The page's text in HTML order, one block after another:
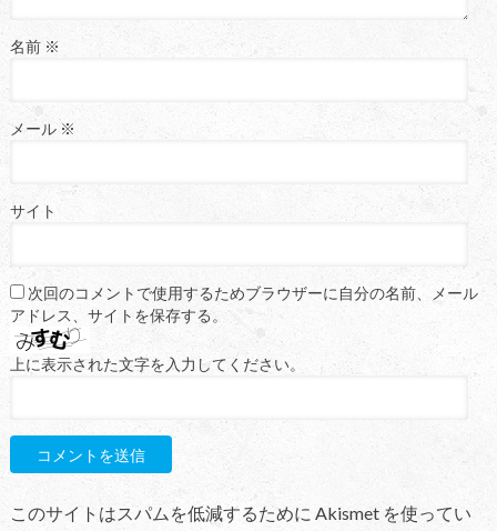
名前 ※
メール ※
サイト
次回のコメントで使用するためブラウザーに自分の名前、メール
アドレス、サイトを保存する。
上に表示された文字を入力してください。
このサイトはスパムを低減するために Akismet を使ってい